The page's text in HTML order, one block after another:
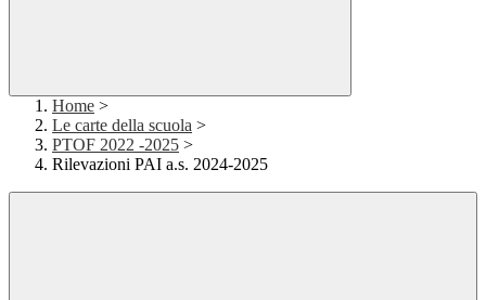
Home >
Le carte della scuola >
PTOF 2022 -2025 >
Rilevazioni PAI a.s. 2024-2025